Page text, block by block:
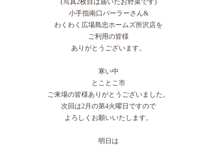
(写真2枚目は届いたお野菜です)
小手指南口パーラーさん&
わくわく広場島忠ホームズ所沢店を
ご利用の皆様
ありがとうございます。
寒い中
とことこ市
ご来場の皆様ありがとうございました。
次回は2月の第4火曜日ですので
よろしくお願いいたします。
明日は